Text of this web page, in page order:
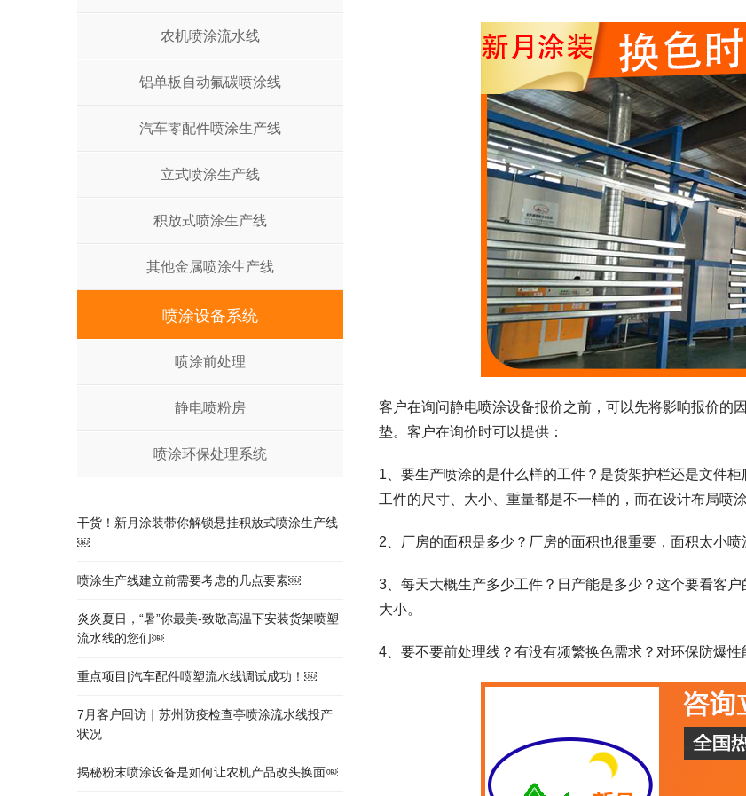
客户在询问静电喷涂设备报价之前，可以先将影响报价的
垫。客户在询价时可以提供：
1、要生产喷涂的是什么样的工件？是货架护栏还是文件
工件的尺寸、大小、重量都是不一样的，而在设计布局喷
2、厂房的面积是多少？厂房的面积也很重要，面积太小
3、每天大概生产多少工件？日产能是多少？这个要看客
大小。
4、要不要前处理线？有没有频繁换色需求？对环保防爆
农机喷涂流水线
铝单板自动氟碳喷涂线
汽车零配件喷涂生产线
立式喷涂生产线
积放式喷涂生产线
其他金属喷涂生产线
喷涂设备系统
喷涂前处理
静电喷粉房
喷涂环保处理系统
干货！新月涂装带你解锁悬挂积放式喷涂生产线
￼
喷涂生产线建立前需要考虑的几点要素￼
炎炎夏日，“暑”你最美-致敬高温下安装货架喷塑
流水线的您们￼
重点项目|汽车配件喷塑流水线调试成功！￼
7月客户回访｜苏州防疫检查亭喷涂流水线投产
状况
揭秘粉末喷涂设备是如何让农机产品改头换面￼